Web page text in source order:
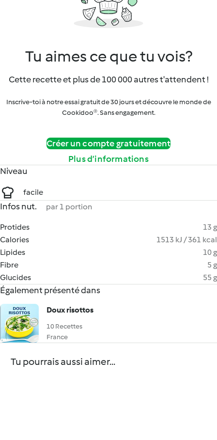
Tu aimes ce que tu vois?
Cette recette et plus de 100 000 autres t'attendent !
Inscrive-toi à notre essai gratuit de 30 jours et découvre le monde de
Cookidoo®. Sans engagement.
Créer un compte gratuitement
Plus d’informations
Niveau
facile
Infos nut. par 1 portion
Protides
13 g
Calories
1513 kJ / 361 kcal
Lipides
10 g
Fibre
5 g
Glucides
55 g
Également présenté dans
Doux risottos
10 Recettes
France
Tu pourrais aussi aimer...